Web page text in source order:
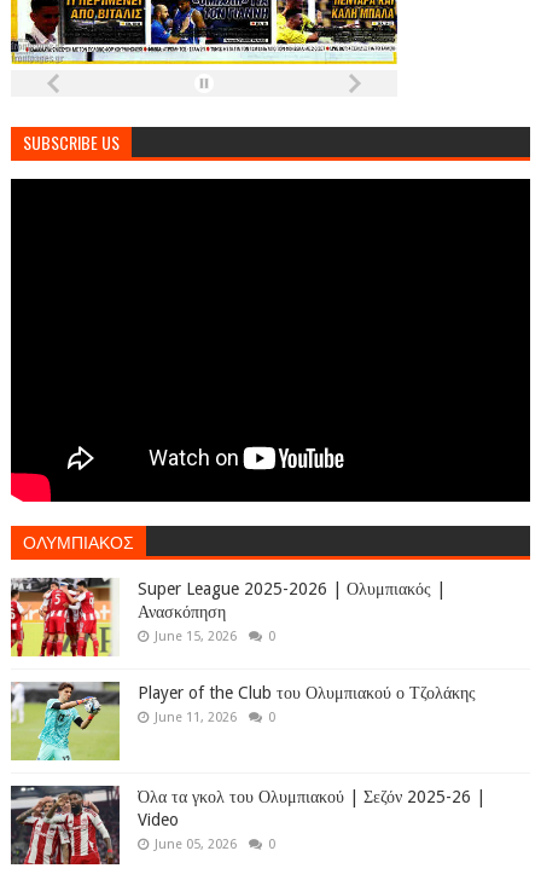
SUBSCRIBE US
ΟΛΥΜΠΙΑΚΟΣ
Super League 2025-2026 | Ολυμπιακός |
Ανασκόπηση
June 15, 2026 0
Player of the Club του Ολυμπιακού ο Τζολάκης
June 11, 2026 0
Όλα τα γκολ του Ολυμπιακού | Σεζόν 2025-26 |
Video
June 05, 2026 0